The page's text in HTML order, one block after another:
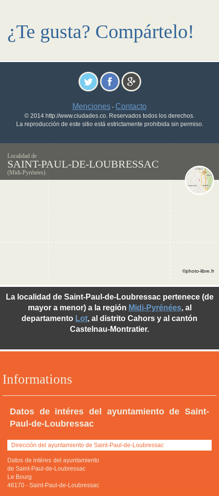
¿Te gusta? Compártelo!
Menciones - Contacto
© 2014 http://www.ciudades.co. Reservados todos los derechos.
La reproducción de este sitio está estrictamente prohibida sin permiso.
Localidad de
SAINT-PAUL-DE-LOUBRESSAC
(Midi-Pyrénées)
Informations
Datos de intéres del ayuntamiento de Saint-
Paul-de-Loubressac
Dirección del ayuntamiento de Saint-Paul-de-Loubressac
Datos de intéres del ayuntamiento
de Saint-Paul-de-Loubressac
Le Bourg
46170 - Saint-Paul-de-Loubressac
La localidad de Saint-Paul-de-Loubressac pertenece (de
mayor a menor) a la región Midi-Pyrénées, al
departamento Lot, al distrito Cahors y al cantón
Castelnau-Montratier.
©photo-libre.fr